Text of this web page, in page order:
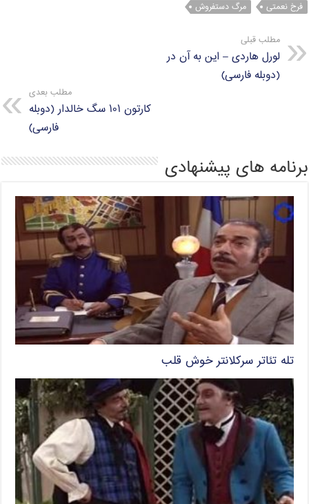
فرخ نعمتی
مرگ دستفروش
مطلب قبلی
لورل هاردی – این به آن در
(دوبله فارسی)
مطلب بعدی
کارتون ۱۰۱ سگ خالدار (دوبله
فارسی)
برنامه های پیشنهادی
تله تئاتر سرکلانتر خوش قلب